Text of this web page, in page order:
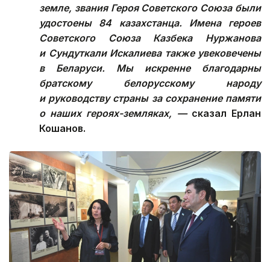
земле, звания Героя Советского Союза были
удостоены 84 казахстанца. Имена героев
Советского Союза Казбека Нуржанова
и Сундуткали Искалиева также увековечены
в Беларуси. Мы искренне благодарны
братскому белорусскому народу
и руководству страны за сохранение памяти
о наших героях-земляках, — сказал Ерлан
Кошанов.